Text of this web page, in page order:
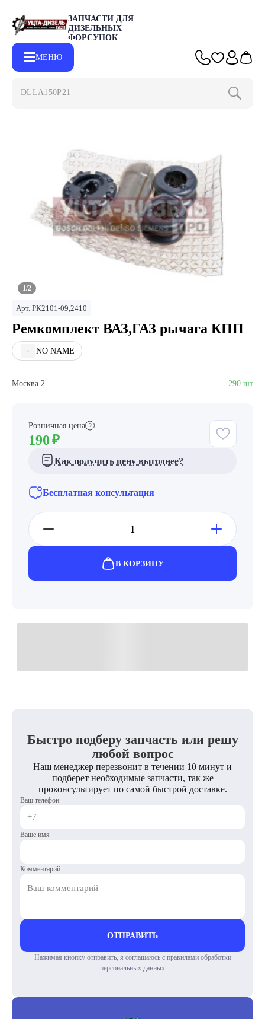
ЗАПЧАСТИ ДЛЯ
ДИЗЕЛЬНЫХ
ФОРСУНОК
МЕНЮ
DLLA150P2153
Розничная цена ?
190 ₽
Как получить цену выгоднее?
Бесплатная консультация
В КОРЗИНУ
1/2
Арт. РК2101-09,2410
Ремкомплект ВАЗ,ГАЗ рычага КПП
NO NAME
Москва 2 290 шт
Быстро подберу запчасть или решу
любой вопрос
Наш менеджер перезвонит в течении 10 минут и
подберет необходимые запчасти, так же
проконсультирует по самой быстрой доставке.
Ваш телефон
Ваше имя
Комментарий
ОТПРАВИТЬ
Нажимая кнопку отправить, я соглашаюсь с правилами обработки
персональных данных